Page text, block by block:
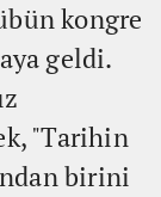
kongre
geldi.
"Tarihin
birini